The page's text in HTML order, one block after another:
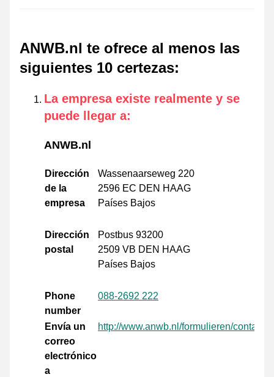
ANWB.nl te ofrece al menos las
siguientes 10 certezas:
La empresa existe realmente y se
puede llegar a:
ANWB.nl
Dirección
de la
empresa
Wassenaarseweg 220
2596 EC DEN HAAG
Países Bajos
Dirección
postal
Postbus 93200
2509 VB DEN HAAG
Países Bajos
Phone
number
088-2692 222
Envía un
correo
electrónico
a
http://www.anwb.nl/formulieren/contact/